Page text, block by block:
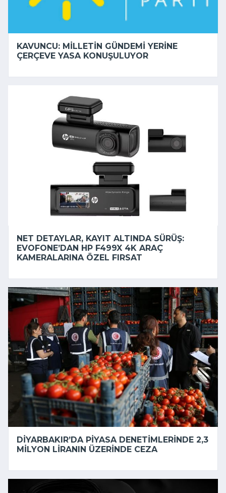
KAVUNCU: MILLETIN GÜNDEMI YERINE
ÇERÇEVE YASA KONUŞULUYOR
NET DETAYLAR, KAYIT ALTINDA SÜRÜŞ:
EVOFONE’DAN HP F499X 4K ARAÇ
KAMERALARINA ÖZEL FIRSAT
DIYARBAKIR’DA PIYASA DENETIMLERINDE 2,3
MILYON LIRANIN ÜZERINDE CEZA